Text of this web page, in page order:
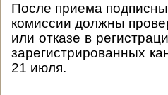
После приема
комиссии должны
или отказе в
зарегистрированных
21 июля.